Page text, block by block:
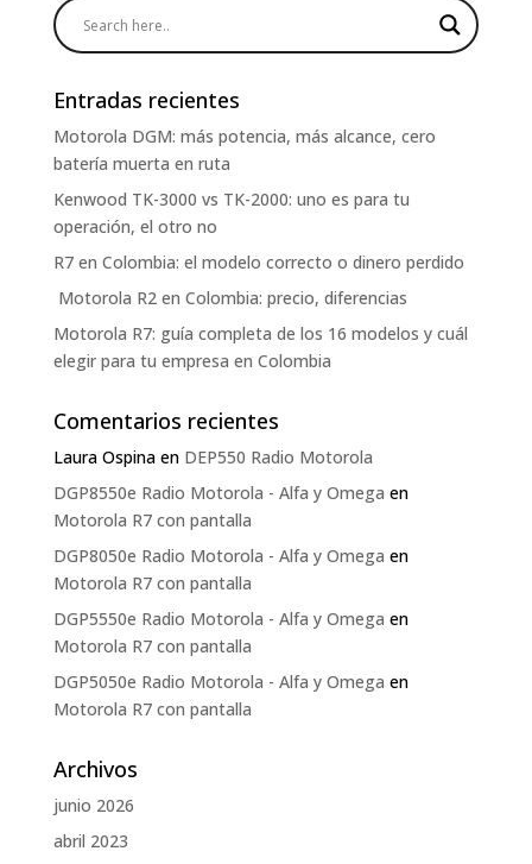
Entradas recientes
Motorola DGM: más potencia, más alcance, cero
batería muerta en ruta
Kenwood TK-3000 vs TK-2000: uno es para tu
operación, el otro no
R7 en Colombia: el modelo correcto o dinero perdido
Motorola R2 en Colombia: precio, diferencias
Motorola R7: guía completa de los 16 modelos y cuál
elegir para tu empresa en Colombia
Comentarios recientes
Laura Ospinaen DEP550 Radio Motorola
DGP8550e Radio Motorola - Alfa y Omega en
Motorola R7 con pantalla
DGP8050e Radio Motorola - Alfa y Omega en
Motorola R7 con pantalla
DGP5550e Radio Motorola - Alfa y Omega en
Motorola R7 con pantalla
DGP5050e Radio Motorola - Alfa y Omega en
Motorola R7 con pantalla
Archivos
junio 2026
abril 2023